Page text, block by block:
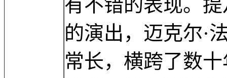
有不错的表现。
的演出，迈克尔·
常长，横跨了数